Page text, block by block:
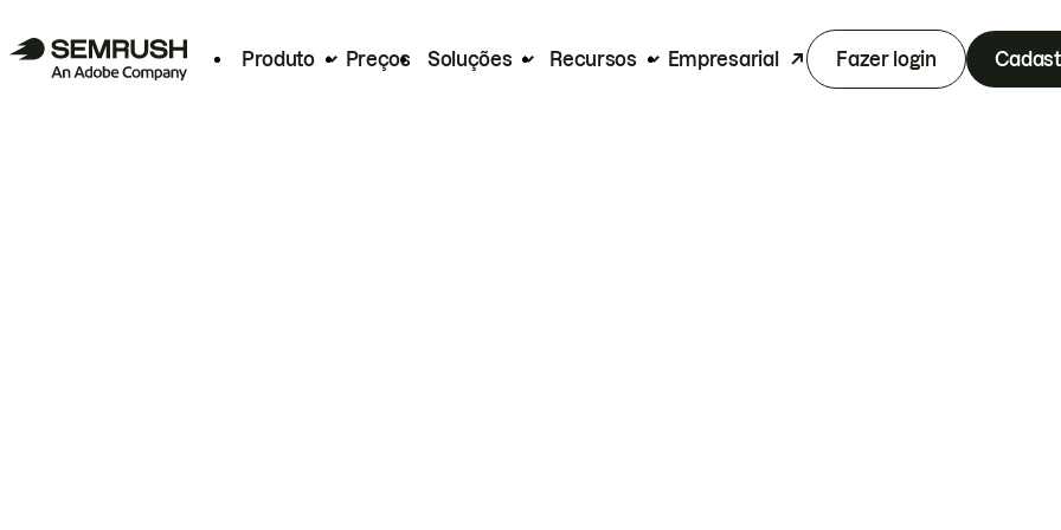
Produto Preços Soluções Recursos Empresarial Fazer login